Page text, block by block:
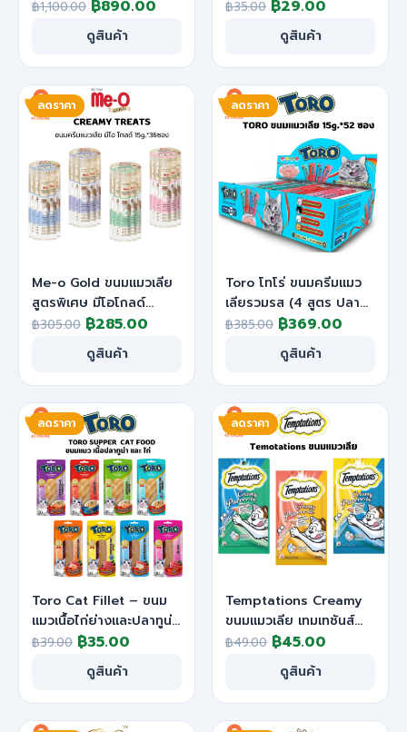
ปลาทะเลและแกะ (1kg.และ
฿1,100.00 Original
price
was:
฿1,100.00.
฿890.00
฿890.00.
ดูสินค้า
สไลซ์
฿35.00 Original
price
was:
฿35.00.
฿29.00
฿29.00.
ดูสินค้า
ลดราคา
Me-o Gold ขนมแมวเลีย
สูตรพิเศษ มีโอโกลด์
กระปุก ขนาด 15gx36
฿305.00 Original
price
was:
฿305.00.
฿285.00
฿285.00.
ดูสินค้า
ลดราคา
Toro โทโร่ ขนมครีมแมว
เลียรวมรส (4 สูตร ปลา
โอ+ไฟเบอร์+แซลมอน+นม
แพะ) แพ็ค 52 ซอง
฿385.00 Original
price
was:
฿385.00.
฿369.00
฿
ดูสินค้า
ลดราคา
Toro Cat Fillet – ขนม
แมวเนื้อไก่ย่างและปลาทูน่า
ชิ้น 8 รสชาติ [30g.]
฿39.00 Original
price
was:
฿39.00.
฿35.00
฿35.00.
ดูสินค้า
ลดราคา
Temptations Creamy
ขนมแมวเลีย เทมเทชันส์
ครีมมี่ เพอเร่ 12g*4 ซอง
฿49.00 Original
price
was:
฿49.00.
฿45.00
฿45.00.
ดูสินค้า